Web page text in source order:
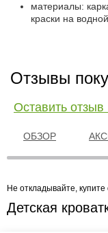
материалы:
краски на
Отзывы
Оставить
ОБЗОР
Не откладывайте, купите
Детская